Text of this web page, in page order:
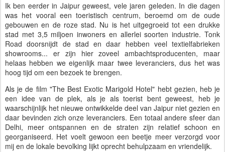
Ik ben eerder in Jaipur geweest, vele jaren geleden. In die dagen
was het vooral een toeristisch centrum, beroemd om de oude
gebouwen en de roze stad. Nu is het uitgegroeid tot een drukke
stad met 3,5 miljoen inwoners en allerlei soorten industrie. Tonk
Road doorsnijdt de stad en daar hebben veel textielfabrieken
showrooms... er zijn hier zoveel ambachtsproducenten, maar
helaas hebben we eigenlijk maar twee leveranciers, dus het was
hoog tijd om een bezoek te brengen.
Als je de film "The Best Exotic Marigold Hotel" hebt gezien, heb je
een idee van de plek, als je als toerist bent geweest, heb je
waarschijnlijk het nieuwe ontwikkelde deel van Jaipur niet gezien en
daar bevinden zich onze leveranciers. Een totaal andere sfeer dan
Delhi, meer ontspannen en de straten zijn relatief schoon en
georganiseerd. Het voelt gewoon een beetje meer verzorgd voor
mij en de lokale bevolking lijkt oprecht behulpzaam en vriendelijk.